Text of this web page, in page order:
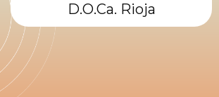
D.O.Ca. Rioja